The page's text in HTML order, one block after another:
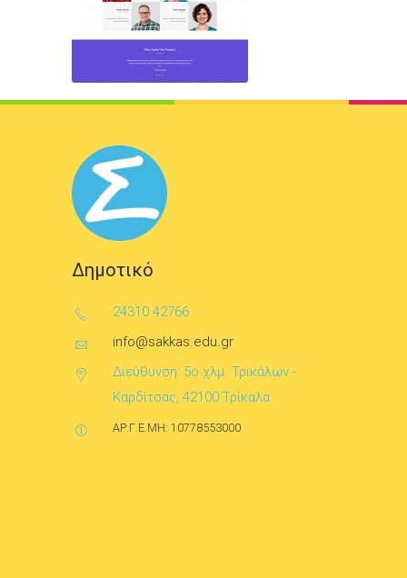
Δημοτικό
24310 42766
info@sakkas.edu.gr
Διεύθυνση: 5ο χλμ. Τρικάλων -
Καρδίτσας, 42100 Τρίκαλα
ΑΡ.Γ.Ε.ΜΗ: 10778553000